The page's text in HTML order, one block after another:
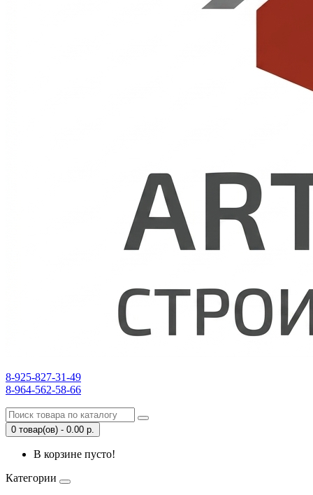
8-925-827-31-49
8-964-562-58-66
0 товар(ов) - 0.00 р.
В корзине пусто!
Категории